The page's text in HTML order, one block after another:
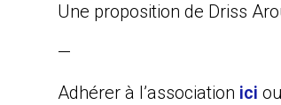
Une proposition de Driss
—
Adhérer à l’association ici